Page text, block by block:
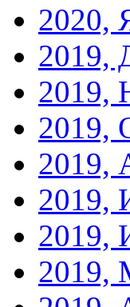
2020,
2019,
2019,
2019,
2019,
2019,
2019,
2019,